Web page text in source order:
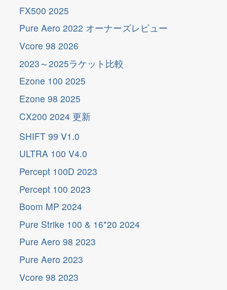
FX500 2025
Pure Aero 2022 オーナーズレビュー
Vcore 98 2026
2023～2025ラケット比較
Ezone 100 2025
Ezone 98 2025
CX200 2024
更 新
SHIFT 99 V1.0
ULTRA 100 V4.0
Percept 100D 2023
Percept 100 2023
Boom MP 2024
Pure Strike 100 & 16*20 2024
Pure Aero 98 2023
Pure Aero 2023
Vcore 98 2023